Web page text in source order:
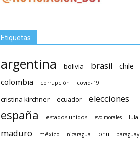
Etiquetas
argentina bolivia brasil
chile
colombia
corrupción covid-19
cristina kirchner ecuador elecciones
españa estados unidos evo morales lula
maduro méxico nicaragua onu paraguay